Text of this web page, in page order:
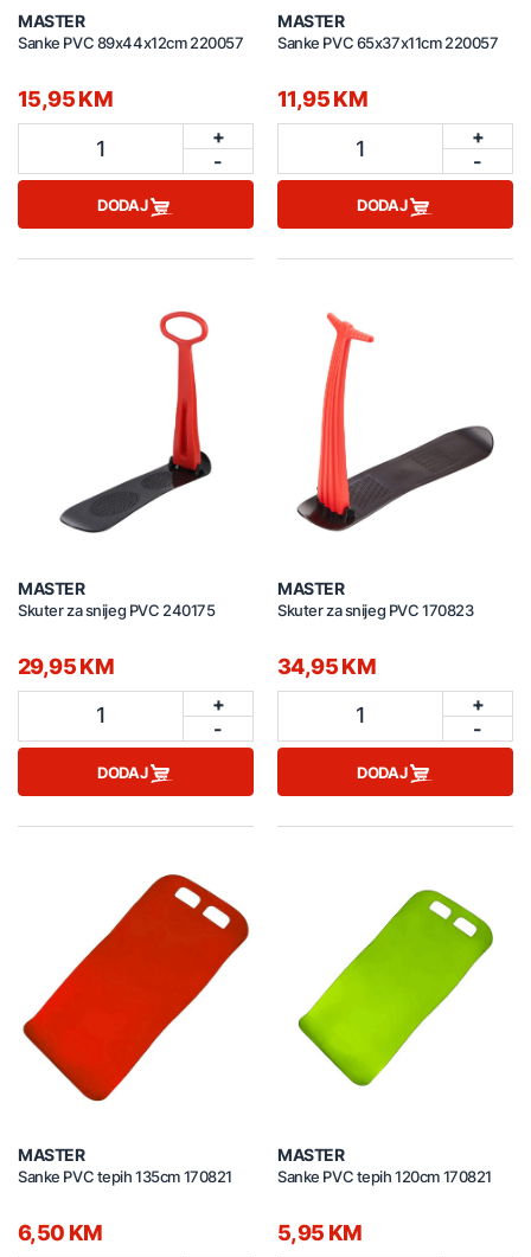
MASTER
Sanke PVC 89x44x12cm 220057
15,95 KM
1
+
-
DODAJ
MASTER
Sanke PVC 65x37x11cm 220057
11,95 KM
1
+
-
DODAJ
MASTER
Skuter za snijeg PVC 240175
29,95 KM
1
+
-
DODAJ
MASTER
Skuter za snijeg PVC 170823
34,95 KM
1
+
-
DODAJ
MASTER
Sanke PVC tepih 135cm 170821
6,50 KM
MASTER
Sanke PVC tepih 120cm 170821
5,95 KM